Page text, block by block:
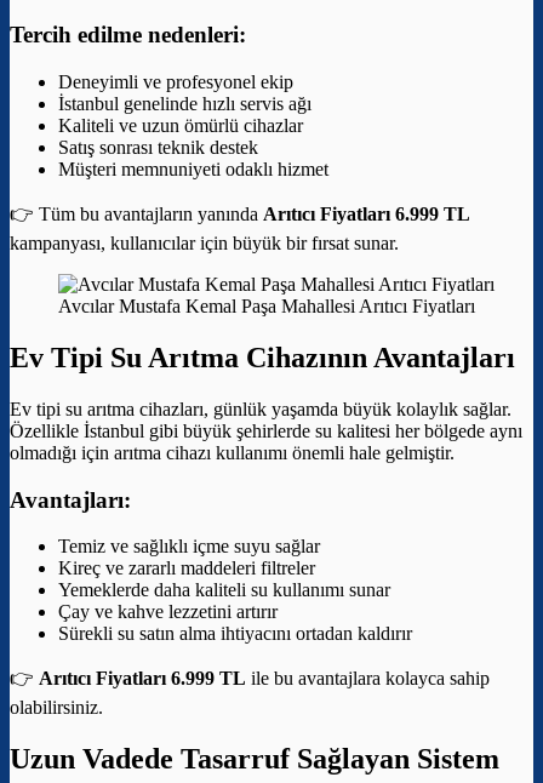
Tercih edilme nedenleri:
Deneyimli ve profesyonel ekip
İstanbul genelinde hızlı servis ağı
Kaliteli ve uzun ömürlü cihazlar
Satış sonrası teknik destek
Müşteri memnuniyeti odaklı hizmet
👉 Tüm bu avantajların yanında Arıtıcı Fiyatları 6.999 TL
kampanyası, kullanıcılar için büyük bir fırsat sunar.
Avcılar Mustafa Kemal Paşa Mahallesi Arıtıcı Fiyatları
Ev Tipi Su Arıtma Cihazının Avantajları
Ev tipi su arıtma cihazları, günlük yaşamda büyük kolaylık sağlar.
Özellikle İstanbul gibi büyük şehirlerde su kalitesi her bölgede aynı
olmadığı için arıtma cihazı kullanımı önemli hale gelmiştir.
Avantajları:
Temiz ve sağlıklı içme suyu sağlar
Kireç ve zararlı maddeleri filtreler
Yemeklerde daha kaliteli su kullanımı sunar
Çay ve kahve lezzetini artırır
Sürekli su satın alma ihtiyacını ortadan kaldırır
👉 Arıtıcı Fiyatları 6.999 TL ile bu avantajlara kolayca sahip
olabilirsiniz.
Uzun Vadede Tasarruf Sağlayan Sistem